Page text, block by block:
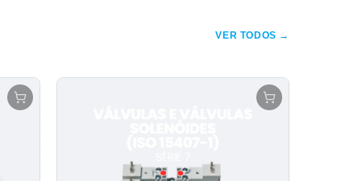
VER TODOS →